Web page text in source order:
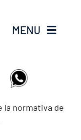
MENU
la normativa de